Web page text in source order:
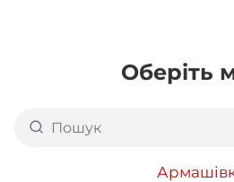
Оберіть
Доставка
Франківську